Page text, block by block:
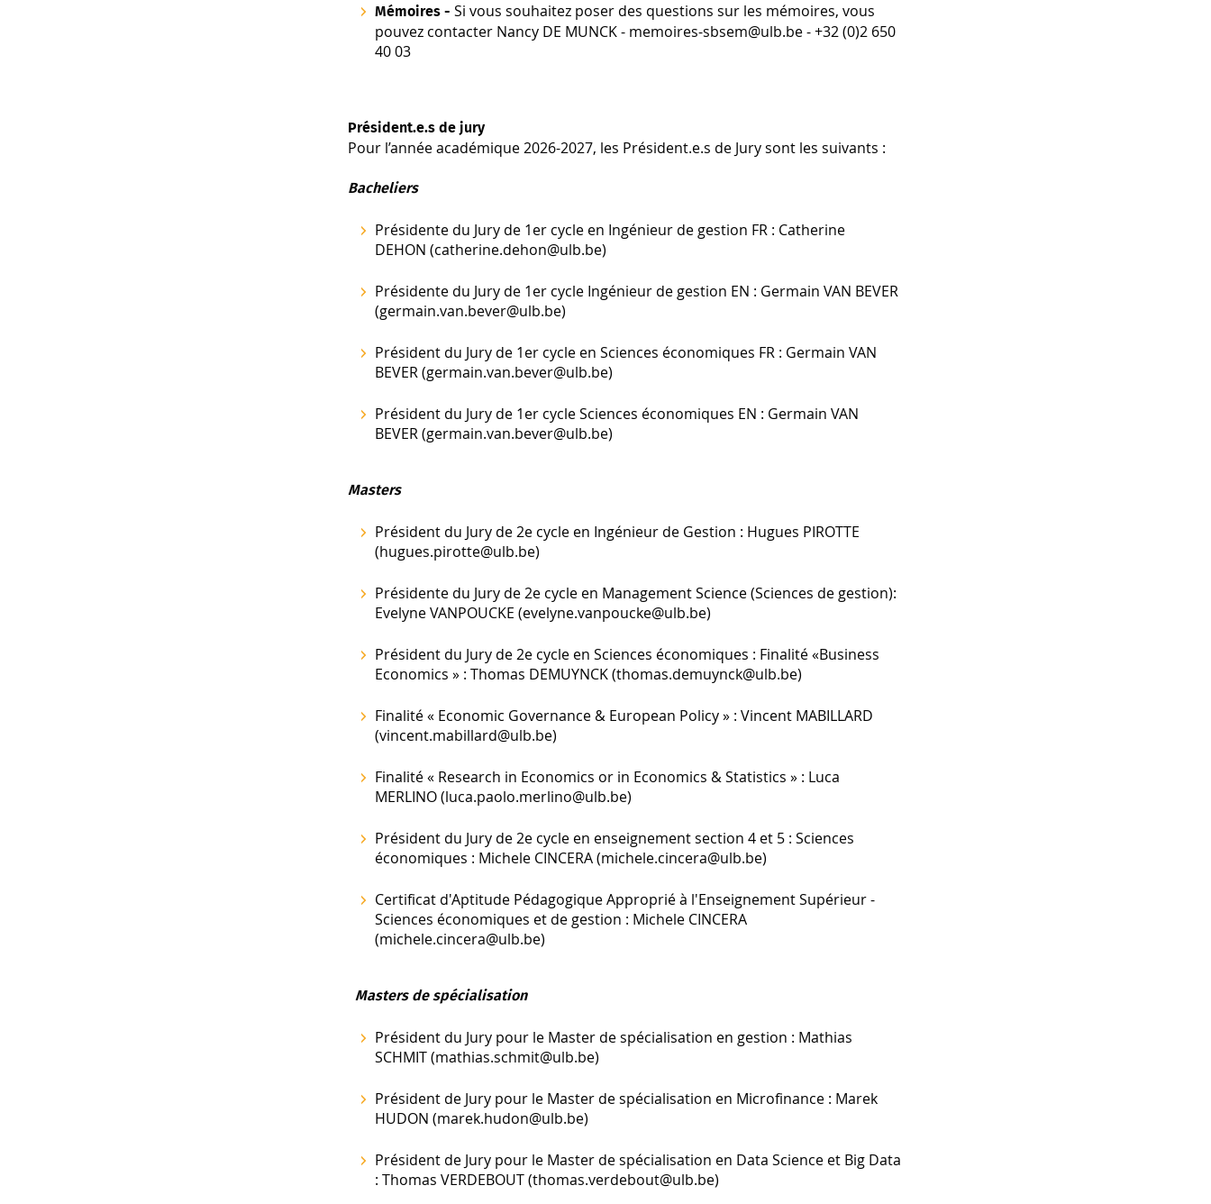
Mémoires -Si vous souhaitez poser des questions sur les mémoires, vous
pouvez contacter Nancy DE MUNCK - memoires-sbsem@ulb.be - +32 (0)2 650
40 03
Président.e.s de jury
Pour l’année académique 2026-2027, les Président.e.s de Jury sont les suivants :
Bacheliers
Présidente du Jury de 1er cycle en Ingénieur de gestion FR : Catherine
DEHON (catherine.dehon@ulb.be)
Présidente du Jury de 1er cycle Ingénieur de gestion EN : Germain VAN BEVER
(germain.van.bever@ulb.be)
Président du Jury de 1er cycle en Sciences économiques FR : Germain VAN
BEVER (germain.van.bever@ulb.be)
Président du Jury de 1er cycle Sciences économiques EN : Germain VAN
BEVER (germain.van.bever@ulb.be)
Masters
Président du Jury de 2e cycle en Ingénieur de Gestion : Hugues PIROTTE
(hugues.pirotte@ulb.be)
Présidente du Jury de 2e cycle en Management Science (Sciences de gestion):
Evelyne VANPOUCKE (evelyne.vanpoucke@ulb.be)
Président du Jury de 2e cycle en Sciences économiques : Finalité «Business
Economics » : Thomas DEMUYNCK (thomas.demuynck@ulb.be)
Finalité « Economic Governance & European Policy » : Vincent MABILLARD
(vincent.mabillard@ulb.be)
Finalité « Research in Economics or in Economics & Statistics » : Luca
MERLINO (luca.paolo.merlino@ulb.be)
Président du Jury de 2e cycle en enseignement section 4 et 5 : Sciences
économiques : Michele CINCERA (michele.cincera@ulb.be)
Certificat d'Aptitude Pédagogique Approprié à l'Enseignement Supérieur -
Sciences économiques et de gestion : Michele CINCERA
(michele.cincera@ulb.be)
Masters de spécialisation
Président du Jury pour le Master de spécialisation en gestion : Mathias
SCHMIT (mathias.schmit@ulb.be)
Président de Jury pour le Master de spécialisation en Microfinance : Marek
HUDON (marek.hudon@ulb.be)
Président de Jury pour le Master de spécialisation en Data Science et Big Data
: Thomas VERDEBOUT (thomas.verdebout@ulb.be)